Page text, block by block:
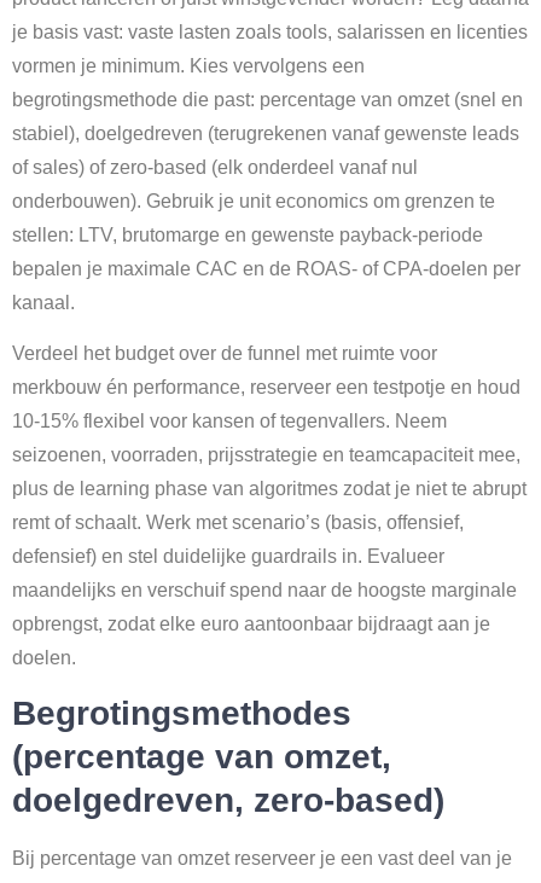
je basis vast: vaste lasten zoals tools, salarissen en licenties
vormen je minimum. Kies vervolgens een
begrotingsmethode die past: percentage van omzet (snel en
stabiel), doelgedreven (terugrekenen vanaf gewenste leads
of sales) of zero-based (elk onderdeel vanaf nul
onderbouwen). Gebruik je unit economics om grenzen te
stellen: LTV, brutomarge en gewenste payback-periode
bepalen je maximale CAC en de ROAS- of CPA-doelen per
kanaal.
Verdeel het budget over de funnel met ruimte voor
merkbouw én performance, reserveer een testpotje en houd
10-15% flexibel voor kansen of tegenvallers. Neem
seizoenen, voorraden, prijsstrategie en teamcapaciteit mee,
plus de learning phase van algoritmes zodat je niet te abrupt
remt of schaalt. Werk met scenario’s (basis, offensief,
defensief) en stel duidelijke guardrails in. Evalueer
maandelijks en verschuif spend naar de hoogste marginale
opbrengst, zodat elke euro aantoonbaar bijdraagt aan je
doelen.
Begrotingsmethodes
(percentage van omzet,
doelgedreven, zero-based)
Bij percentage van omzet reserveer je een vast deel van je